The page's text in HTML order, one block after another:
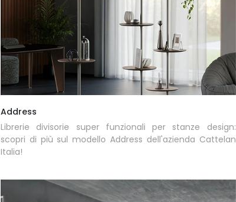
Address
Librerie divisorie super funzionali per stanze design:
scopri di più sul modello Address dell'azienda Cattelan
Italia!